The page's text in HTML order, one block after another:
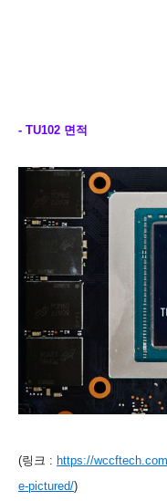
- TU102 면적
(링크 : https://
e-pictured/)